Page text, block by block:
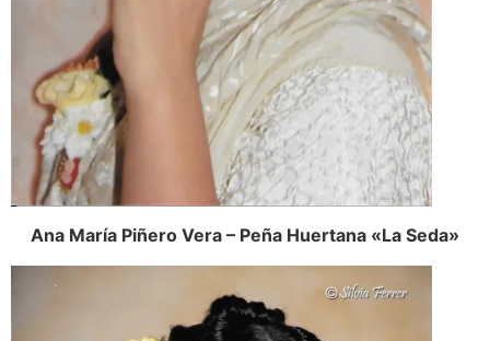
Ana María Piñero Vera – Peña Huertana «La Seda»